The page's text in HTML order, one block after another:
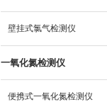
壁挂式氯气检测仪
一氧化氮检测仪
便携式一氧化氮检测仪